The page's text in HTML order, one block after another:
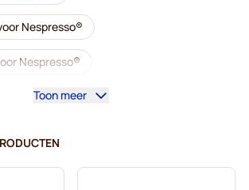
Nespresso®
Nespresso®
voor Nespresso®
Toon meer